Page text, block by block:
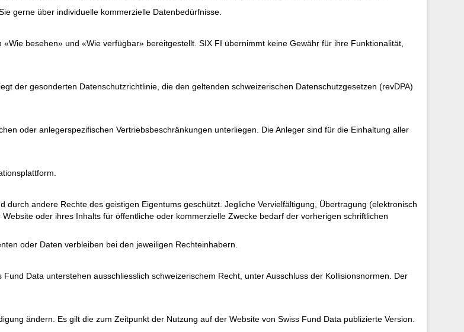
gerne über individuelle kommerzielle Datenbedürfnisse.
besehen» und «Wie verfügbar» bereitgestellt. SIX FI übernimmt keine Gewähr für ihre Funktionalität,
der gesonderten Datenschutzrichtlinie, die den geltenden schweizerischen Datenschutzgesetzen (revDPA)
oder anlegerspezifischen Vertriebsbeschränkungen unterliegen. Die Anleger sind für die Einhaltung aller
andere Rechte des geistigen Eigentums geschützt. Jegliche Vervielfältigung, Übertragung (elektronisch
oder ihres Inhalts für öffentliche oder kommerzielle Zwecke bedarf der vorherigen schriftlichen
oder Daten verbleiben bei den jeweiligen Rechteinhabern.
Data unterstehen ausschliesslich schweizerischem Recht, unter Ausschluss der Kollisionsnormen. Der
ändern. Es gilt die zum Zeitpunkt der Nutzung auf der Website von Swiss Fund Data publizierte Version.